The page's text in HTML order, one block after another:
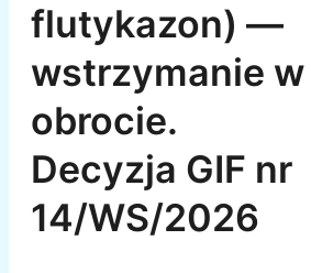
flutykazon) —
wstrzymanie w
obrocie.
Decyzja GIF nr
14/WS/2026